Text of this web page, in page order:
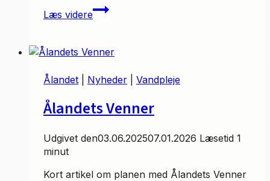
Læs videre
Medhjælpsbehov
ved
i
2025
Ålandet Nyheder Vandpleje
Ålandets Venner
Udgivet den03.06.202507.01.2026 Læsetid 1
minut
Kort artikel om planen med Ålandets Venner